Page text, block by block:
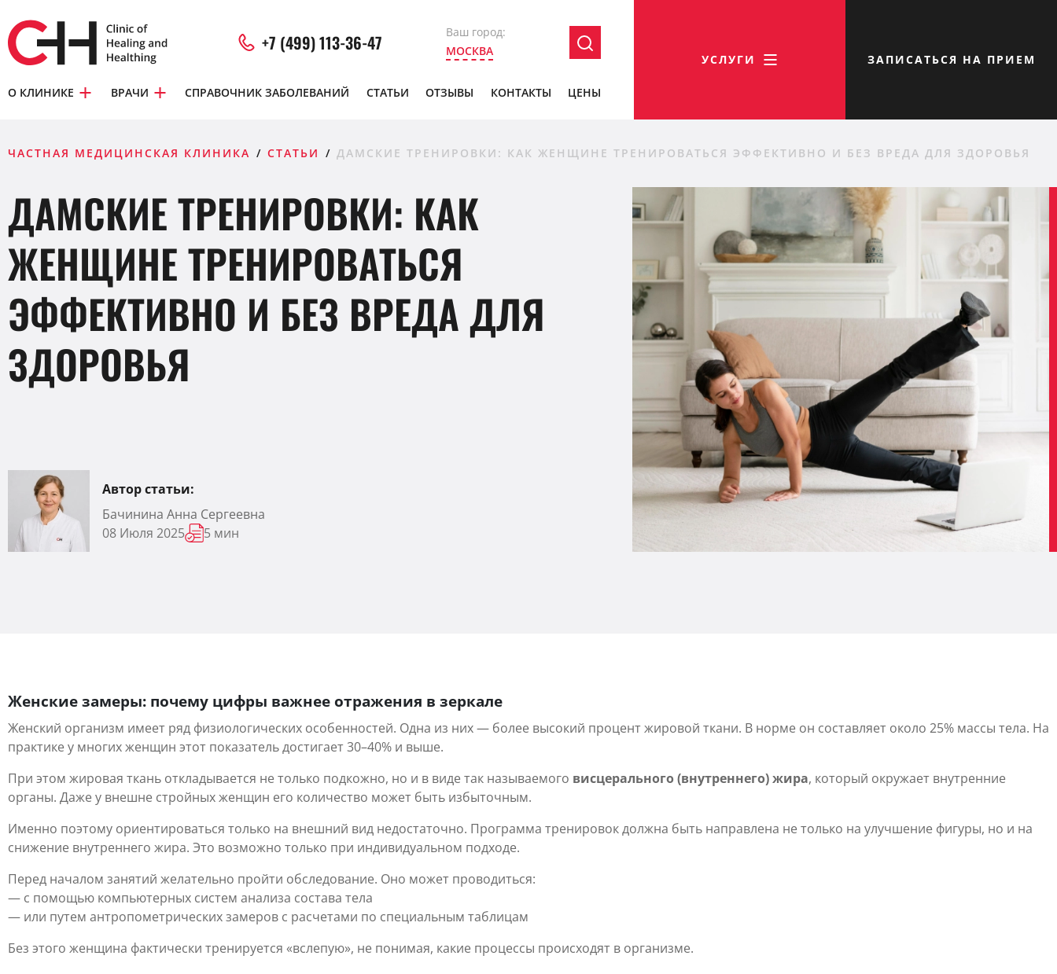
+7 (499) 113-36-47
Ваш город:
МОСКВА
О КЛИНИКЕ ВРАЧИ СПРАВОЧНИК ЗАБОЛЕВАНИЙ СТАТЬИ ОТЗЫВЫ КОНТАКТЫ ЦЕНЫ
УСЛУГИ ЗАПИСАТЬСЯ НА ПРИЕМ
ЧАСТНАЯ МЕДИЦИНСКАЯ КЛИНИКА СТАТЬИ ДАМСКИЕ ТРЕНИРОВКИ: КАК ЖЕНЩИНЕ ТРЕНИРОВАТЬСЯ ЭФФЕКТИВНО И БЕЗ ВРЕДА ДЛЯ ЗДОРОВЬЯ
ДАМСКИЕ ТРЕНИРОВКИ: КАК
ЖЕНЩИНЕ ТРЕНИРОВАТЬСЯ
ЭФФЕКТИВНО И БЕЗ ВРЕДА ДЛЯ
ЗДОРОВЬЯ
Автор статьи:
Бачинина Анна Сергеевна
08 Июля 2025
5 мин
Женские замеры: почему цифры важнее отражения в зеркале
Женский организм имеет ряд физиологических особенностей. Одна из них — более высокий процент жировой ткани. В норме он составляет около 25% массы тела. На
практике у многих женщин этот показатель достигает 30–40% и выше.
При этом жировая ткань откладывается не только подкожно, но и в виде так называемого висцерального (внутреннего) жира, который окружает внутренние
органы. Даже у внешне стройных женщин его количество может быть избыточным.
Именно поэтому ориентироваться только на внешний вид недостаточно. Программа тренировок должна быть направлена не только на улучшение фигуры, но и на
снижение внутреннего жира. Это возможно только при индивидуальном подходе.
Перед началом занятий желательно пройти обследование. Оно может проводиться:
— с помощью компьютерных систем анализа состава тела
— или путем антропометрических замеров с расчетами по специальным таблицам
Без этого женщина фактически тренируется «вслепую», не понимая, какие процессы происходят в организме.